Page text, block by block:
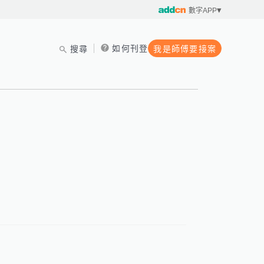
數字APP
搜尋 如何刊登 我是師傅要接案